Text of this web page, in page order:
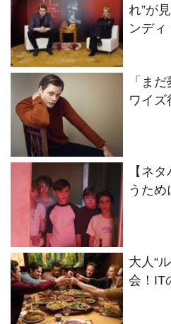
れ”が
ンディ
「ま
ワイズ
【ネ
うため
大人“
会！IT